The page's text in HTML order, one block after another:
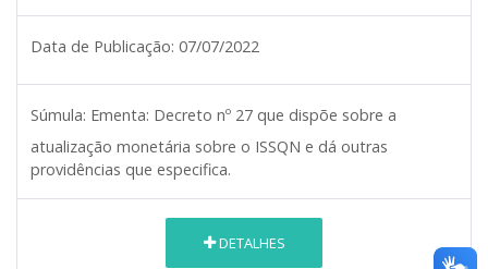
Data de Publicação: 07/07/2022
Súmula: Ementa: Decreto nº 27 que dispõe sobre a
atualização monetária sobre o ISSQN e dá outras
providências que especifica.
DETALHES